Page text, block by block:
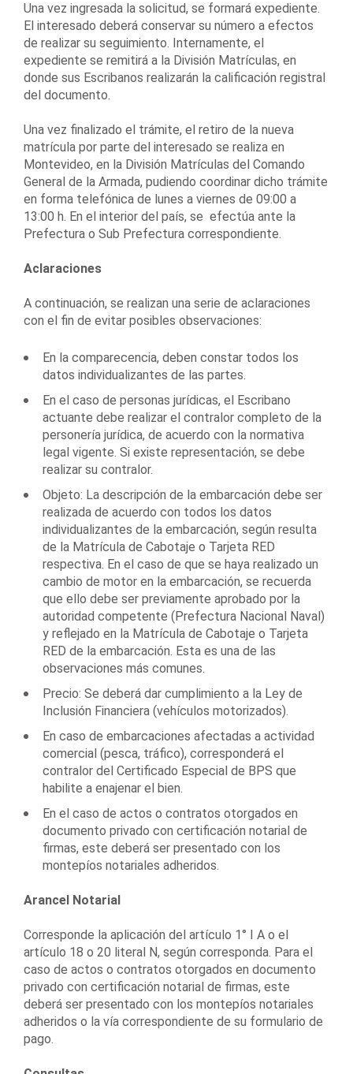
Una vez ingresada la solicitud, se formará expediente.
El interesado deberá conservar su número a efectos
de realizar su seguimiento. Internamente, el
expediente se remitirá a la División Matrículas, en
donde sus Escribanos realizarán la calificación registral
del documento.
Una vez finalizado el trámite, el retiro de la nueva
matrícula por parte del interesado se realiza en
Montevideo, en la División Matrículas del Comando
General de la Armada, pudiendo coordinar dicho trámite
en forma telefónica de lunes a viernes de 09:00 a
13:00 h. En el interior del país, se efectúa ante la
Prefectura o Sub Prefectura correspondiente.
Aclaraciones
A continuación, se realizan una serie de aclaraciones
con el fin de evitar posibles observaciones:
En la comparecencia, deben constar todos los
datos individualizantes de las partes.
En el caso de personas jurídicas, el Escribano
actuante debe realizar el contralor completo de la
personería jurídica, de acuerdo con la normativa
legal vigente. Si existe representación, se debe
realizar su contralor.
Objeto: La descripción de la embarcación debe ser
realizada de acuerdo con todos los datos
individualizantes de la embarcación, según resulta
de la Matrícula de Cabotaje o Tarjeta RED
respectiva. En el caso de que se haya realizado un
cambio de motor en la embarcación, se recuerda
que ello debe ser previamente aprobado por la
autoridad competente (Prefectura Nacional Naval)
y reflejado en la Matrícula de Cabotaje o Tarjeta
RED de la embarcación. Esta es una de las
observaciones más comunes.
Precio: Se deberá dar cumplimiento a la Ley de
Inclusión Financiera (vehículos motorizados).
En caso de embarcaciones afectadas a actividad
comercial (pesca, tráfico), corresponderá el
contralor del Certificado Especial de BPS que
habilite a enajenar el bien.
En el caso de actos o contratos otorgados en
documento privado con certificación notarial de
firmas, este deberá ser presentado con los
montepíos notariales adheridos.
Arancel Notarial
Corresponde la aplicación del artículo 1° I A o el
artículo 18 o 20 literal N, según corresponda. Para el
caso de actos o contratos otorgados en documento
privado con certificación notarial de firmas, este
deberá ser presentado con los montepíos notariales
adheridos o la vía correspondiente de su formulario de
pago.